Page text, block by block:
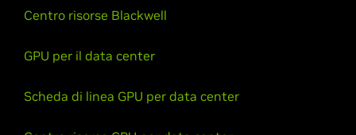
Centro risorse Blackwell
GPU per il data center
Scheda di linea GPU per data center